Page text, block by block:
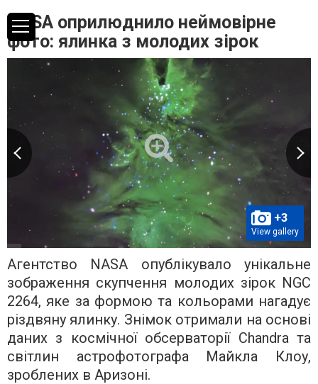
NASA оприлюднило неймовірне
фото: ялинка з молодих зірок
+3
View gallery
Агентство NASA опублікувало унікальне
зображення скупчення молодих зірок NGC
2264, яке за формою та кольорами нагадує
різдвяну ялинку. Знімок отримали на основі
даних з космічної обсерваторії Chandra та
світлин астрофотографа Майкла Клоу,
зроблених в Аризоні.